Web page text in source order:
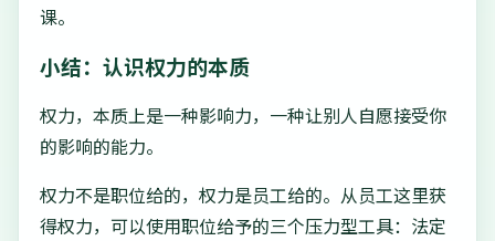
课。
小结：认识权力的本质
权力，本质上是一种影响力，一种让别人自愿接受你
的影响的能力。
权力不是职位给的，权力是员工给的。从员工这里获
得权力，可以使用职位给予的三个压力型工具：法定